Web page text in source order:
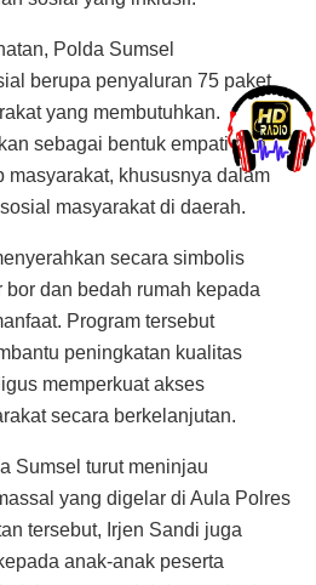
Polda Sumsel
berupa penyaluran 75 paket
yang membutuhkan.
sebagai bentuk empati dan
masyarakat, khususnya dalam
masyarakat di daerah.
secara simbolis
bor dan bedah rumah kepada
Program tersebut
peningkatan kualitas
memperkuat akses
secara berkelanjutan.
Sumsel turut meninjau
yang digelar di Aula Polres
tersebut, Irjen Sandi juga
anak-anak peserta